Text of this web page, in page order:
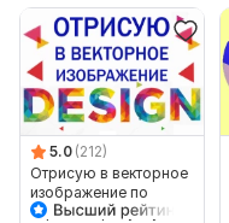
5.0 (212)
Отрисую в векторное
изображение по
картинке, рисунку